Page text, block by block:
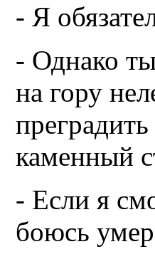
- Я
- Однако
на гору
каменный
- Если я
боюсь